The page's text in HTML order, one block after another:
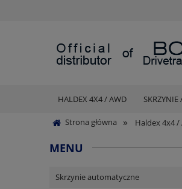
HALDEX 4X4 / AWD
Strona główna » Haldex 4x4 /
MENU
Skrzynie automatyczne